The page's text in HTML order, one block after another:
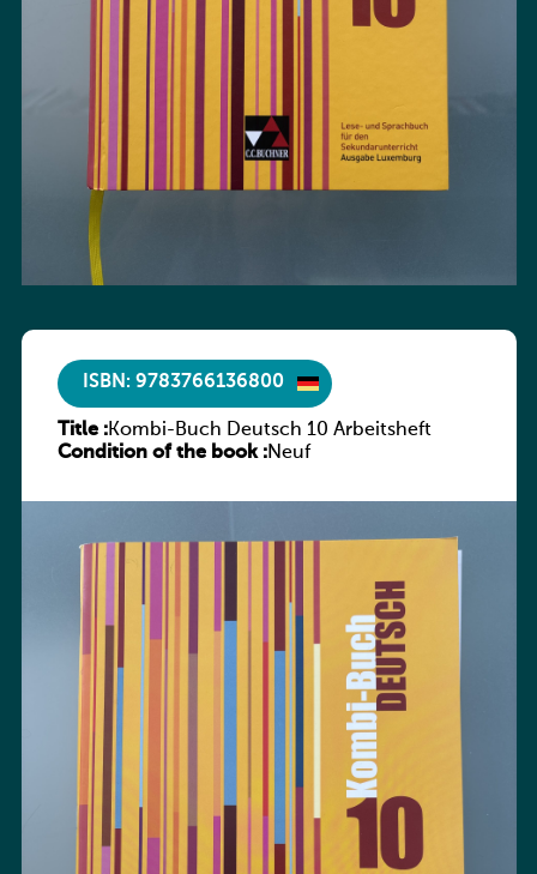
ISBN: 9783766136800
Title :Kombi-Buch Deutsch 10 Arbeitsheft
Condition of the book :Neuf